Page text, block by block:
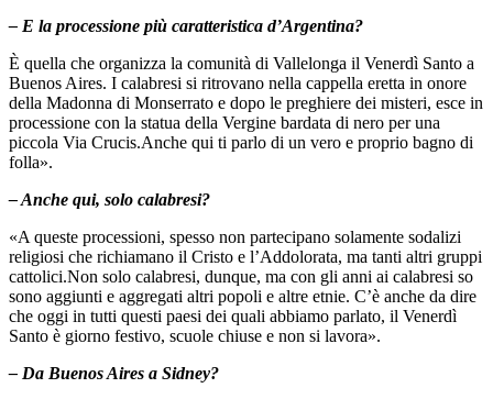
– E la processione più caratteristica d’Argentina?
È quella che organizza la comunità di Vallelonga il Venerdì Santo a
Buenos Aires. I calabresi si ritrovano nella cappella eretta in onore
della Madonna di Monserrato e dopo le preghiere dei misteri, esce in
processione con la statua della Vergine bardata di nero per una
piccola Via Crucis.Anche qui ti parlo di un vero e proprio bagno di
folla».
– Anche qui, solo calabresi?
«A queste processioni, spesso non partecipano solamente sodalizi
religiosi che richiamano il Cristo e l’Addolorata, ma tanti altri gruppi
cattolici.Non solo calabresi, dunque, ma con gli anni ai calabresi so
sono aggiunti e aggregati altri popoli e altre etnie. C’è anche da dire
che oggi in tutti questi paesi dei quali abbiamo parlato, il Venerdì
Santo è giorno festivo, scuole chiuse e non si lavora».
– Da Buenos Aires a Sidney?